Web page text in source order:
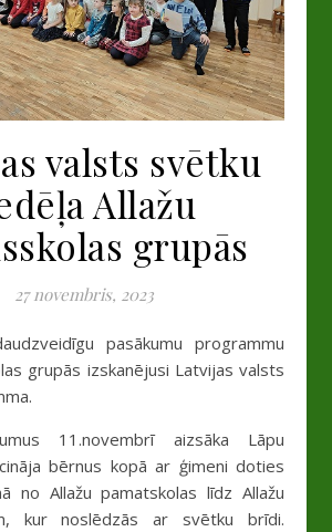
valsts svētku
Allažu
grupās
27 novembris, 2023
grupās izskanējusi Latvijas valsts
11.novembrī aizsāka Lāpu
bērnus kopā ar ģimeni doties
no Allažu pamatskolas līdz Allažu
kur noslēdzās ar svētku brīdi.